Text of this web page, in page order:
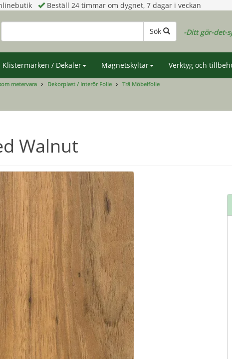
Beställ 24 timmar om dygnet, 7 dagar i veckan
Sök -Ditt gör-det-
Klistermärken / Dekaler Magnetskyltar Verktyg och
metervara Dekorplast / Interör Folie Trä Möbelfolie
Walnut